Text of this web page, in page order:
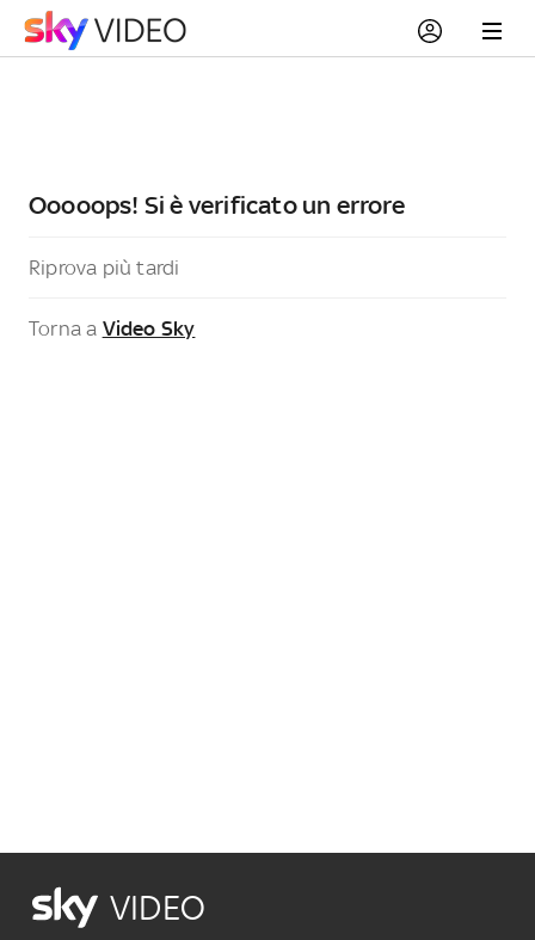
Ooooops! Si è verificato un errore
Riprova più tardi
Torna a Video Sky
VIDEO